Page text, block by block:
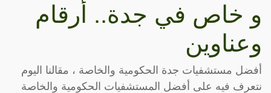
و خاص في جدة.. أرقام
وعناوين
أفضل مستشفيات جدة الحكومية والخاصة ، مقالنا اليوم
نتعرف فيه على أفضل المستشفيات الحكومية والخاصة